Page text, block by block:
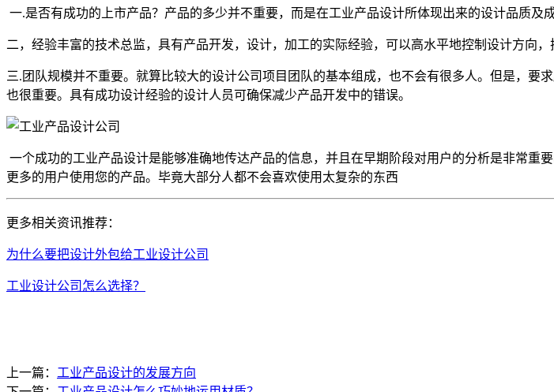
一.是否有成功的上市产品？产品的多少并不重要，而是在工业产品设计所体现出来的设计品质及
二，经验丰富的技术总监，具有产品开发，设计，加工的实际经验，可以高水平地控制设计方向
三.团队规模并不重要。就算比较大的设计公司项目团队的基本组成，也不会有很多人。但是，
也很重要。具有成功设计经验的设计人员可确保减少产品开发中的错误。
一个成功的工业产品设计是能够准确地传达产品的信息，并且在早期阶段对用户的分析是非常
更多的用户使用您的产品。毕竟大部分人都不会喜欢使用太复杂的东西
更多相关资讯推荐：
为什么要把设计外包给工业设计公司
工业设计公司怎么选择？
上一篇： 工业产品设计的发展方向